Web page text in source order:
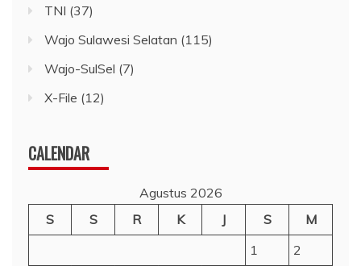
TNI (37)
Wajo Sulawesi Selatan (115)
Wajo-SulSel (7)
X-File (12)
CALENDAR
Agustus 2026
S
S R K J S
M
1
2